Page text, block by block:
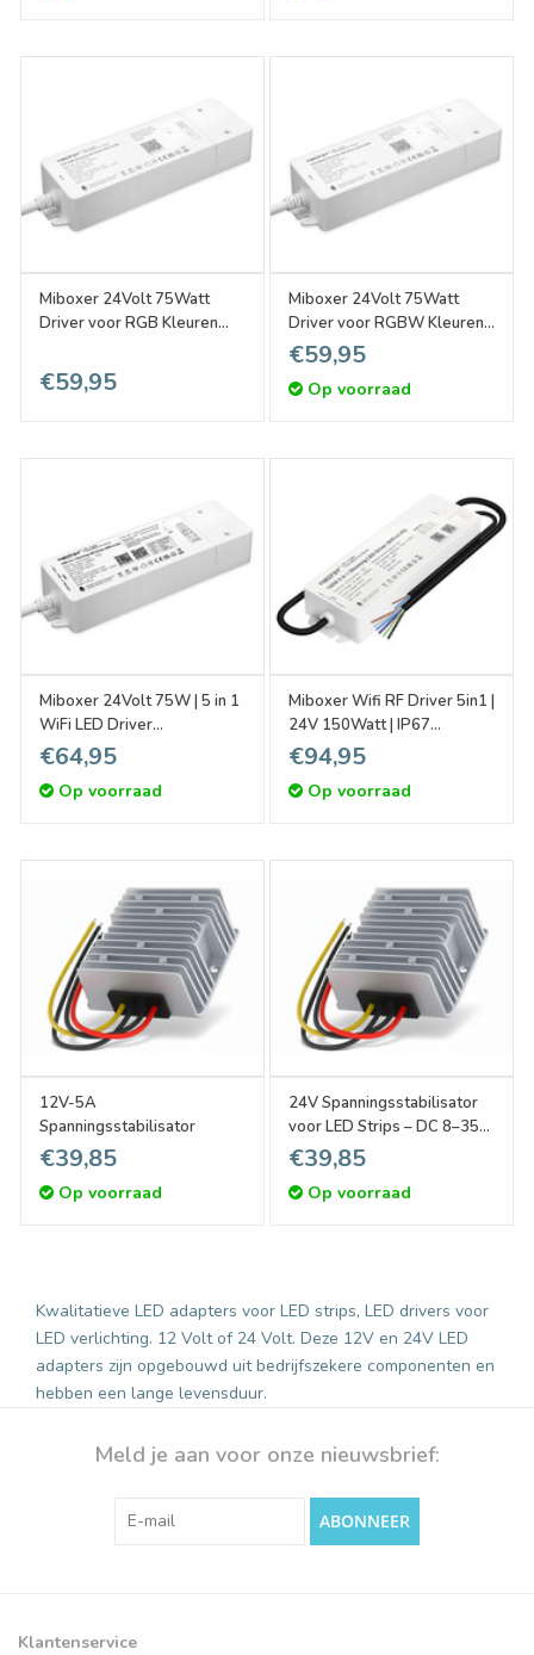
Miboxer 24Volt 75Watt
Driver voor RGB Kleuren
€59,95
Miboxer 24Volt 75Watt
Driver voor RGBW Kleuren
Ledstrips
€59,95
Op voorraad
Miboxer 24Volt 75W | 5 in 1
WiFi LED Driver
WIT/CCT/RGB/RGBW/RGBCCT
Ledstrips
€64,95
Op voorraad
Miboxer Wifi RF Driver 5in1 |
24V 150Watt | IP67
waterdicht)
€94,95
Op voorraad
12V-5A
Spanningsstabilisator
€39,85
Op voorraad
24V Spanningsstabilisator
voor LED Strips – DC 8–35V
naar 24V – 120W
€39,85
Op voorraad
Kwalitatieve LED adapters voor LED strips, LED drivers voor
LED verlichting. 12 Volt of 24 Volt. Deze 12V en 24V LED
adapters zijn opgebouwd uit bedrijfszekere componenten en
hebben een lange levensduur.
Meld je aan voor onze nieuwsbrief:
ABONNEER
Klantenservice